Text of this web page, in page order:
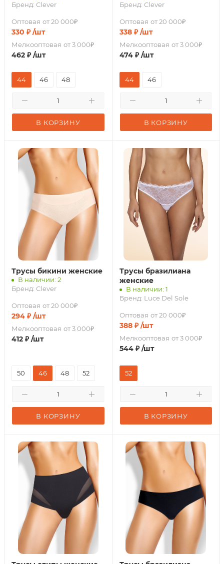
Бренд: Clever
Оптовая от 20 000₽
330 ₽ /шт
Мелкооптовая от 3 000₽
462 ₽ /шт
В КОРЗИНУ
44 46 48
Бренд: Clever
Оптовая от 20 000₽
338₽ /шт
Мелкооптовая от 3 000₽
474₽ /шт
В КОРЗИНУ
44 46
Трусы бикини женские
В наличии: 2
Бренд: Clever
Оптовая от 20 000₽
294 ₽ /шт
Мелкооптовая от 3 000₽
412 ₽ /шт
В КОРЗИНУ
50 46 48 52
Трусы бразилиана
женские
В наличии: 1
Бренд: Luce Del Sole
Оптовая от 20 000₽
388₽ /шт
Мелкооптовая от 3 000₽
544₽ /шт
В КОРЗИНУ
52